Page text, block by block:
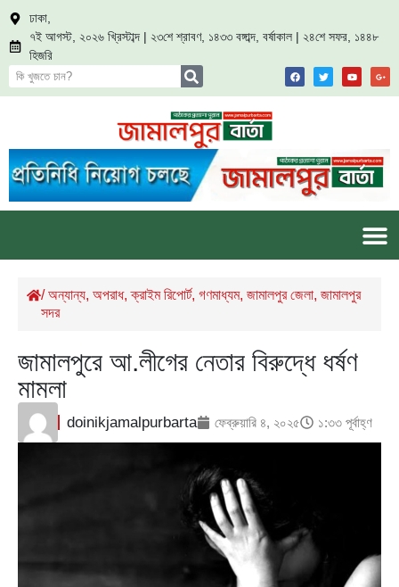
ঢাকা,
৭ই আগস্ট, ২০২৬ খ্রিস্টাব্দ | ২৩শে শ্রাবণ, ১৪৩৩ বঙ্গাব্দ, বর্ষাকাল | ২৪শে সফর, ১৪৪৮
হিজরি
/অন্যান্য, অপরাধ,ক্রাইম রিপোর্ট, গণমাধ্যম, জামালপুর জেলা, জামালপুর
সদর
জামালপুরে আ.লীগের নেতার বিরুদ্ধে ধর্ষণ
মামলা
doinikjamalpurbarta ফেব্রুয়ারি ৪, ২০২৫ ১:৩৩ পূর্বাহ্ণ